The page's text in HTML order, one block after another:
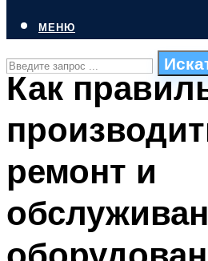
СТИЛИ ПЛАВАНЬЯ
ПЛАВАНЬЕ ДЛЯ ДЕТЕЙ
БАССЕЙН ДЛЯ ДОМА
ОЧИСТКА БАССЕЙНОВ
МЕНЮ
МЕНЮ
Как
ремонт и